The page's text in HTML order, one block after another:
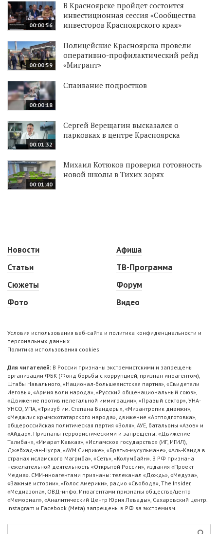
00:00:56
В Красноярске пройдет состоится
инвестиционная сессия «Сообщества
инвесторов Красноярского края»
00:00:59
Полицейские Красноярска провели
оперативно-профилактический рейд
«Мигрант»
00:00:18
Спаивание подростков
00:01:32
Сергей Верещагин высказался о
парковках в центре Красноярска
00:01:40
Михаил Котюков проверил готовность
новой школы в Тихих зорях
Новости
Статьи
Сюжеты
Фото
Афиша
ТВ-Программа
Форум
Видео
Условия использования веб-сайта и политика конфиденциальности и
персональных данных
Политика использования cookies
Для читателей: В России признаны экстремистскими и запрещены
организации ФБК (Фонд борьбы с коррупцией, признан иноагентом),
Штабы Навального, «Национал-большевистская партия», «Свидетели
Иеговы», «Армия воли народа», «Русский общенациональный союз»,
«Движение против нелегальной иммиграции», «Правый сектор», УНА-
УНСО, УПА, «Тризуб им. Степана Бандеры», «Мизантропик дивижн»,
«Меджлис крымскотатарского народа», движение «Артподготовка»,
общероссийская политическая партия «Воля», АУЕ, батальоны «Азов» и
«Айдар». Признаны террористическими и запрещены: «Движение
Талибан», «Имарат Кавказ», «Исламское государство» (ИГ, ИГИЛ),
Джебхад-ан-Нусра, «АУМ Синрике», «Братья-мусульмане», «Аль-Каида в
странах исламского Магриба», «Сеть», «Колумбайн». В РФ признана
нежелательной деятельность «Открытой России», издания «Проект
Медиа». СМИ-иноагентами признаны: телеканал «Дождь», «Медуза»,
«Важные истории», «Голос Америки», радио «Свобода», The Insider,
«Медиазона», ОВД-инфо. Иноагентами признаны общество/центр
«Мемориал», «Аналитический Центр Юрия Левады», Сахаровский центр.
Instagram и Facebook (Metа) запрещены в РФ за экстремизм.